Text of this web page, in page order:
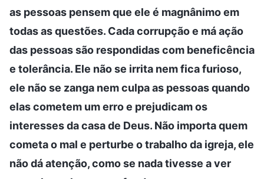
as pessoas pensem que ele é magnânimo em
todas as questões. Cada corrupção e má ação
das pessoas são respondidas com beneficência
e tolerância. Ele não se irrita nem fica furioso,
ele não se zanga nem culpa as pessoas quando
elas cometem um erro e prejudicam os
interesses da casa de Deus. Não importa quem
cometa o mal e perturbe o trabalho da igreja, ele
não dá atenção, como se nada tivesse a ver